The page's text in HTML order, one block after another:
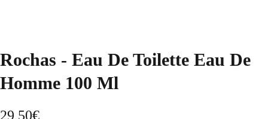
Rochas - Eau De Toilette Eau De
Homme 100 Ml
29,50€